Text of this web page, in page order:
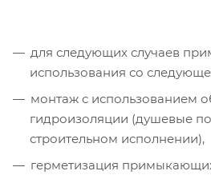
для следующих случаев
использования со
монтаж с использованием
гидроизоляции (душевые
строительном исполнении),
герметизация